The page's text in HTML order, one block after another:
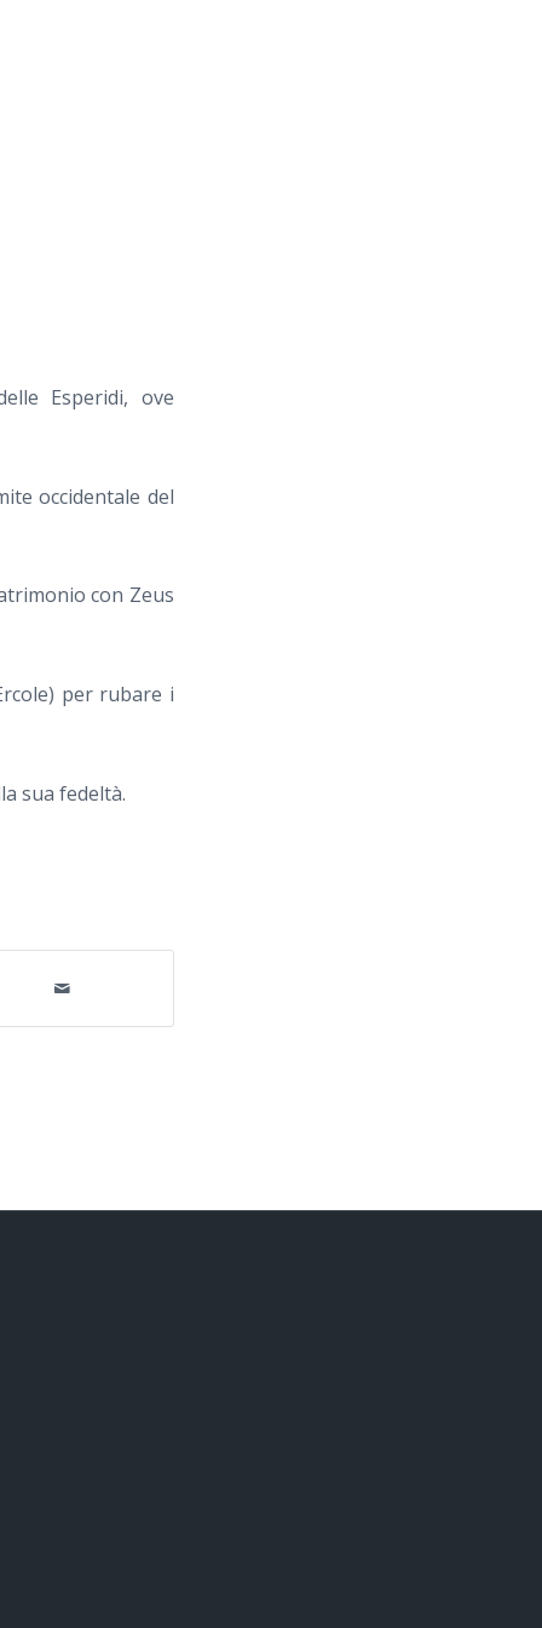
Esperidi, ove
occidentale del
con Zeus
per rubare i
sua fedeltà.